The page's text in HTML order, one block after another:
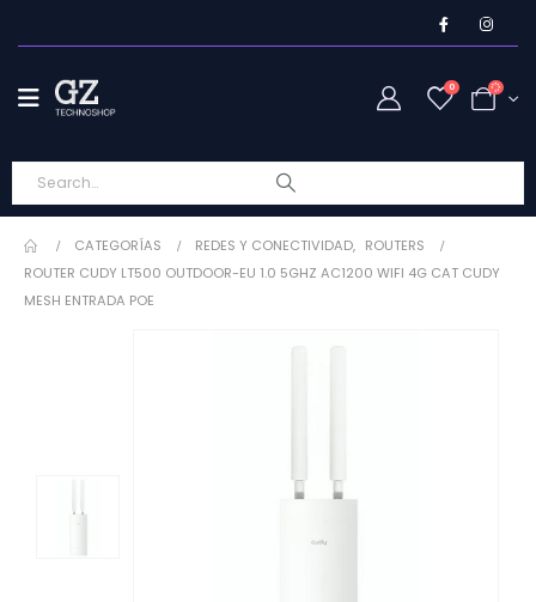
0
CATEGORÍAS REDES Y CONECTIVIDAD, ROUTERS
ROUTER CUDY LT500 OUTDOOR-EU 1.0 5GHZ AC1200 WIFI 4G CAT CUDY
MESH ENTRADA POE